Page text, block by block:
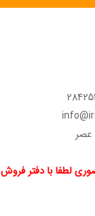
لطفا با دفتر فروش